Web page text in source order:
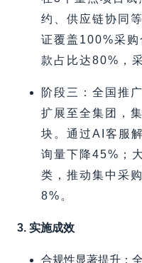
约、供应链协同
证覆盖100%采
款占比达80%，
阶段三：全国推
扩展至全集团，
块。通过AI客服
询量下降45%；
类，推动集中采
8%。
3. 实施成效
合规性显著提升：